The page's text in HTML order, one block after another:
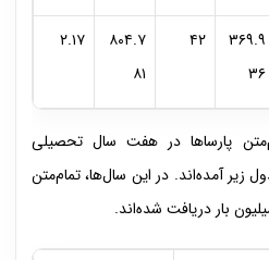
۳۶۹.۹
۳۶
۴۲
۸۰۴.۷
۸۱
۲.۱۷
پارساها در هفت سال تحصیلی
۱۴۰۳-۱۴۰۴ در جدول زیر آمده‌اند. در این سال‌ها، تمام‌متن
بار دریافت شده‌اند.